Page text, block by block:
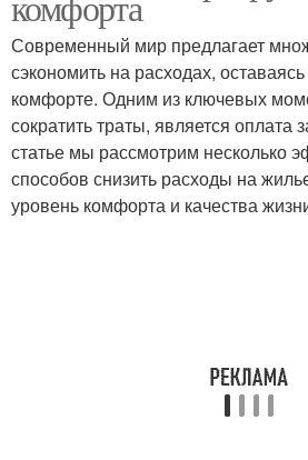
Современный мир предлагает
сэкономить на расходах,
комфорте. Одним из ключевых
сократить траты, является оплата
статье мы рассмотрим несколько
способов снизить расходы на
уровень комфорта и качества